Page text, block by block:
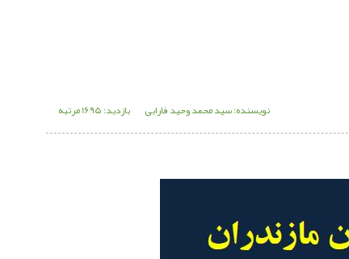
نویسنده: سید محمد وحید فارابی بازدید: 1695 مرتبه